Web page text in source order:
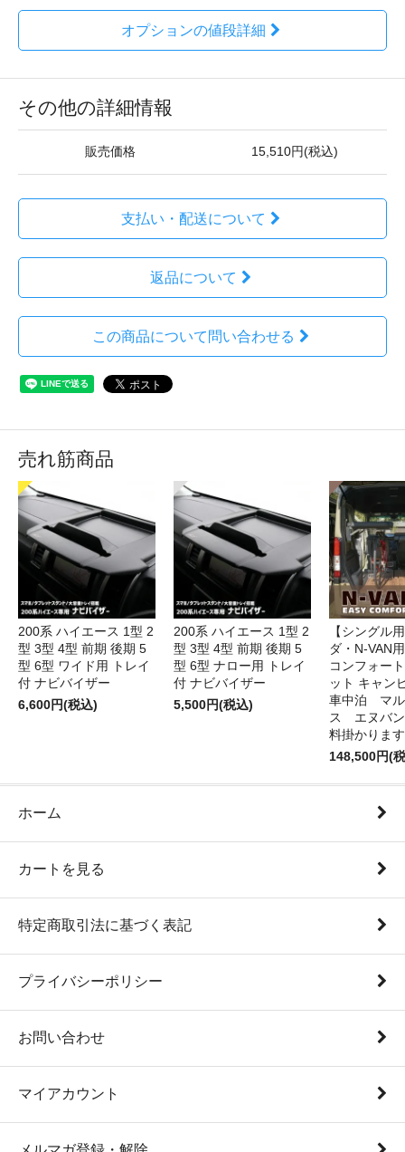
オプションの値段詳細
その他の詳細情報
販売価格 15,510円(税込)
支払い・配送について
返品について
この商品について問い合わせる
売れ筋商品
200系 ハイエース 1型 2
型 3型 4型 前期 後期 5
型 6型 ワイド用 トレイ
付 ナビバイザー
6,600円(税込)
200系 ハイエース 1型 2
型 3型 4型 前期 後期 5
型 6型 ナロー用 トレイ
付 ナビバイザー
5,500円(税込)
【シングル
ダ・N-VAN
コンフォー
ット キャン
車中泊 マル
ス エヌバ
料掛かります
148,500円(
ホーム
カートを見る
特定商取引法に基づく表記
プライバシーポリシー
お問い合わせ
マイアカウント